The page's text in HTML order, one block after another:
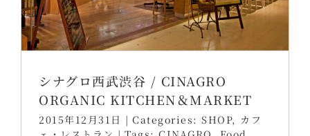
シナグロ西武渋谷 / CINAGRO
ORGANIC KITCHEN＆MARKET
2015年12月31日 | Categories: SHOP, カフ